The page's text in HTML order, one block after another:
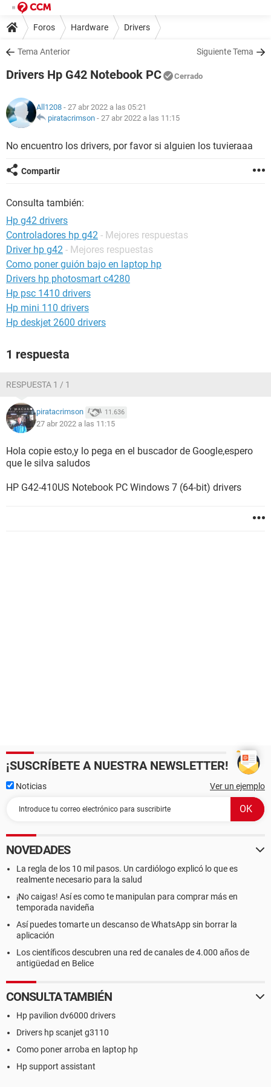
Foros Hardware Drivers
Tema Anterior Siguiente Tema
Drivers Hp G42 Notebook PC Cerrado
All1208 - 27 abr 2022 a las 05:21
piratacrimson - 27 abr 2022 a las 11:15
No encuentro los drivers, por favor si alguien los tuvieraaa
Compartir
Consulta también:
Hp g42 drivers
Controladores hp g42 - Mejores respuestas
Driver hp g42 - Mejores respuestas
Como poner guión bajo en laptop hp
Drivers hp photosmart c4280
Hp psc 1410 drivers
Hp mini 110 drivers
Hp deskjet 2600 drivers
1 respuesta
RESPUESTA 1 / 1
piratacrimson 11.636
27 abr 2022 a las 11:15
Hola copie esto,y lo pega en el buscador de Google,espero
que le silva saludos
HP G42-410US Notebook PC Windows 7 (64-bit) drivers
¡SUSCRÍBETE A NUESTRA NEWSLETTER!
Noticias Ver un ejemplo
NOVEDADES
La regla de los 10 mil pasos. Un cardiólogo explicó lo que es
realmente necesario para la salud
¡No caigas! Así es como te manipulan para comprar más en
temporada navideña
Así puedes tomarte un descanso de WhatsApp sin borrar la
aplicación
Los científicos descubren una red de canales de 4.000 años de
antigüedad en Belice
CONSULTA TAMBIÉN
Hp pavilion dv6000 drivers
Drivers hp scanjet g3110
Como poner arroba en laptop hp
Hp support assistant